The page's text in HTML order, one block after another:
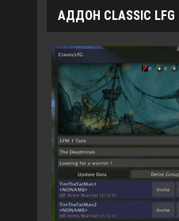
АДДОН CLASSIC LFG